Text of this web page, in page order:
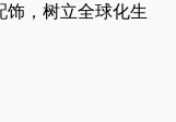
饰，树立全球化生